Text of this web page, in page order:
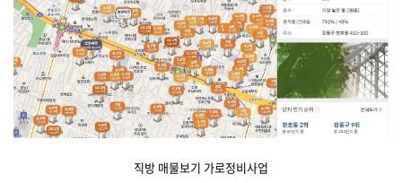
직방 매물보기 가로정비사업